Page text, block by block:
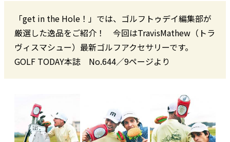
「get in the Hole！」では、ゴルフトゥデイ編集部が
厳選した逸品をご紹介！ 今回はTravisMathew（トラ
ヴィスマシュー）最新ゴルフアクセサリーです。
GOLF TODAY本誌 No.644／9ページより